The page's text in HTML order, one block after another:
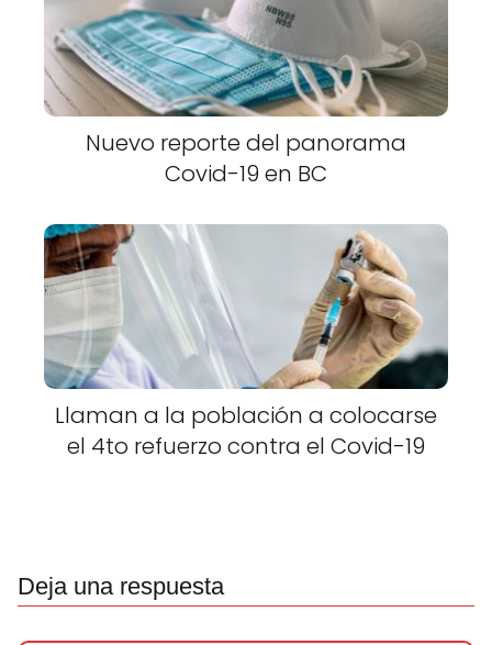
Nuevo reporte del panorama
Covid-19 en BC
Llaman a la población a colocarse
el 4to refuerzo contra el Covid-19
Deja una respuesta